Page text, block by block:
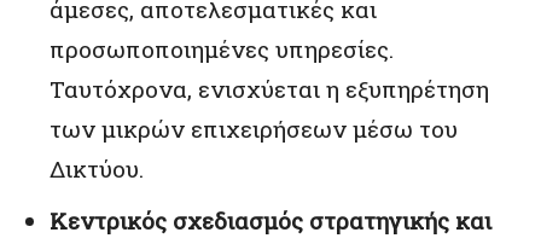
άμεσες, αποτελεσματικές και
προσωποποιημένες υπηρεσίες.
Ταυτόχρονα, ενισχύεται η εξυπηρέτηση
των μικρών επιχειρήσεων μέσω του
Δικτύου.
Κεντρικός σχεδιασμός στρατηγικής και